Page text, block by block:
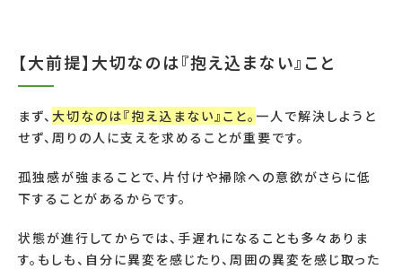
【大前提】大切なのは『抱え込まない』こと
まず、 大切なのは『抱え込まない』こと。 一人で解決しようと
せず、周りの人に支えを求めることが重要です。
孤独感が強まることで、片付けや掃除への意欲がさらに低
下することがあるからです。
状態が進行してからでは、手遅れになることも多々ありま
す。もしも、自分に異変を感じたり、周囲の異変を感じ取った